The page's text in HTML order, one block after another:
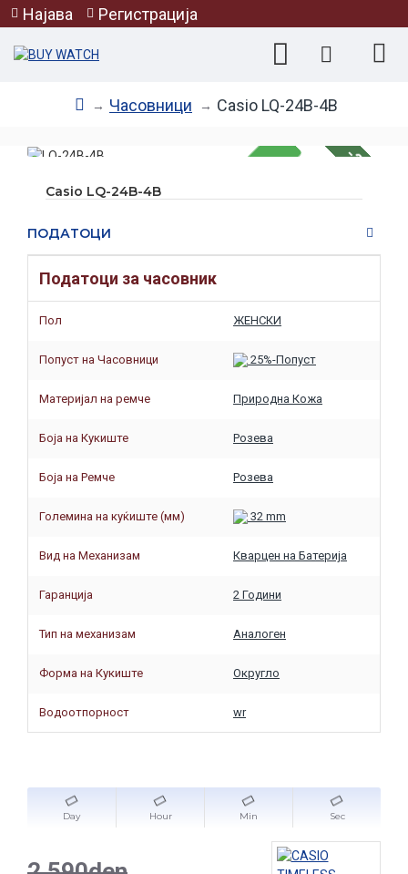
Најава Регистрација
Часовници Casio LQ-24B-4B
-25 %
НЕМА НА ЗАЛИХА
Casio LQ-24B-4B
ПОДАТОЦИ
Податоци за часовник
Пол ЖЕНСКИ
Попуст на Часовници 25%-Попуст
Материјал на ремче Природна Кожа
Боја на Кукиште Розева
Боја на Ремче Розева
Големина на куќиште (мм) 32 mm
Вид на Механизам Кварцен на Батерија
Гаранција 2 Години
Тип на механизам Аналоген
Форма на Кукиште Округло
Водоотпорност wr
Day Hour Min Sec